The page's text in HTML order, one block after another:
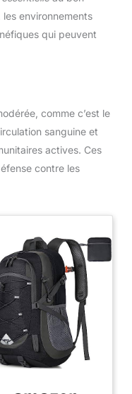
environnements
qui peuvent
comme c’est le
sanguine et
actives. Ces
contre les